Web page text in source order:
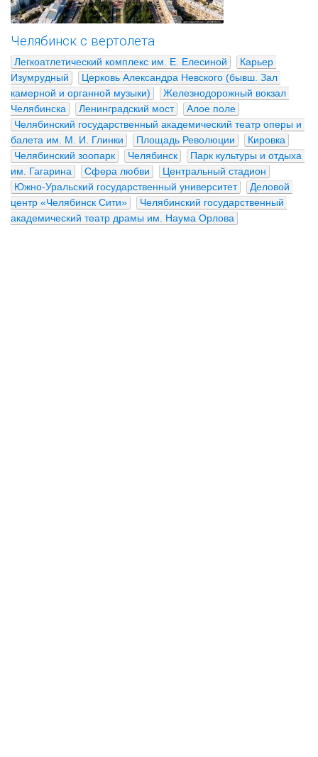
Челябинск с вертолета
Легкоатлетический комплекс им. Е. Елесиной
Карьер
Изумрудный
Церковь Александра Невского (бывш. Зал
камерной и органной музыки)
Железнодорожный вокзал
Челябинска
Ленинградский мост
Алое поле
Челябинский государственный академический театр оперы и
балета им. М. И. Глинки
Площадь Революции
Кировка
Челябинский зоопарк
Челябинск
Парк культуры и отдыха
им. Гагарина
Сфера любви
Центральный стадион
Южно-Уральский государственный университет
Деловой
центр «Челябинск Сити»
Челябинский государственный
академический театр драмы им. Наума Орлова